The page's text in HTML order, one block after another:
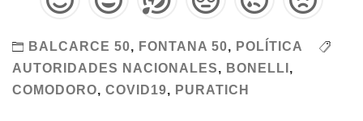
BALCARCE 50, FONTANA 50, POLÍTICA
AUTORIDADES NACIONALES, BONELLI ,
COMODORO, COVID19, PURATICH